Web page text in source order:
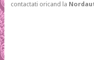
contactati oricand la